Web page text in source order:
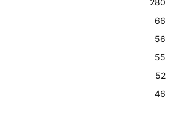
280
66
56
55
52
46